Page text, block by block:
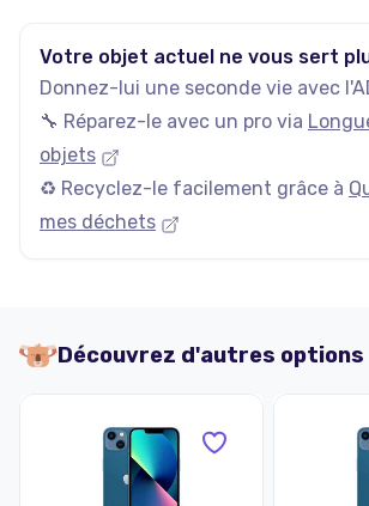
Votre objet actuel ne vous sert
Donnez-lui une seconde vie avec
🔧 Réparez-le avec un pro via
objets
♻️ Recyclez-le facilement grâce à
mes déchets
Découvrez d'autres options